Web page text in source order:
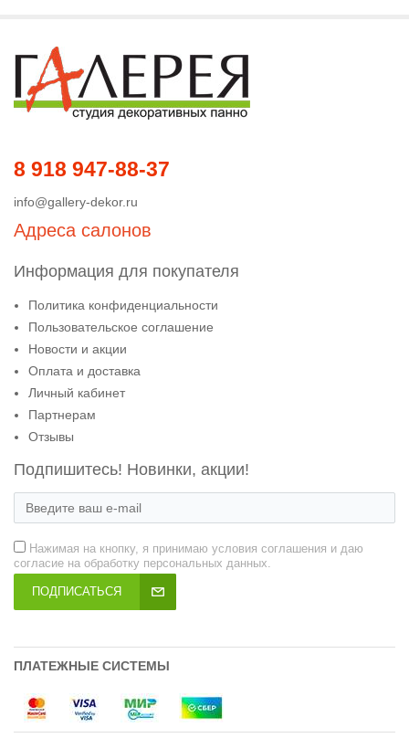
8 918 947-88-37
info@gallery-dekor.ru
Адреса салонов
Информация для покупателя
Политика конфиденциальности
Пользовательское соглашение
Новости и акции
Оплата и доставка
Личный кабинет
Партнерам
Отзывы
Подпишитесь! Новинки, акции!
Нажимая на кнопку, я принимаю условия соглашения и даю
согласие на обработку персональных данных.
ПОДПИСАТЬСЯ
ПЛАТЕЖНЫЕ СИСТЕМЫ